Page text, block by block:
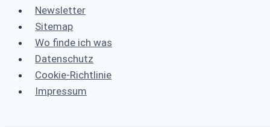
Newsletter
Sitemap
Wo finde ich was
Datenschutz
Cookie-Richtlinie
Impressum